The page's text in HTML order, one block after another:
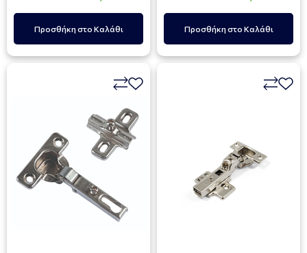
Προσθήκη στο Καλάθι Προσθήκη στο Καλάθι